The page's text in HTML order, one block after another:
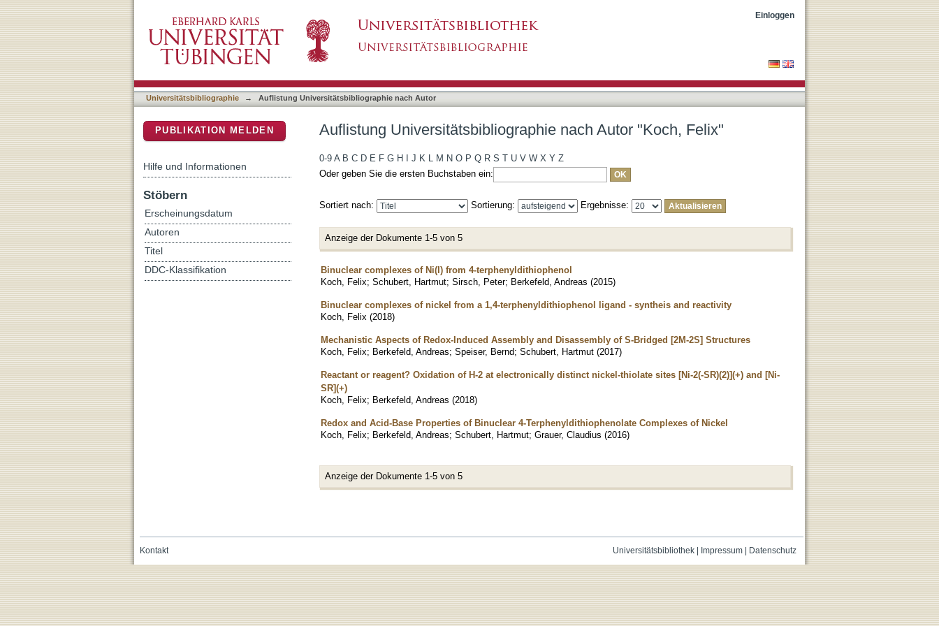
Einloggen
Universitätsbibliographie → Auflistung Universitätsbibliographie nach Autor
Auflistung Universitätsbibliographie nach Autor "Koch, Felix"
0-9 A B C D E F G H J K L M N O P Q R S T U V W X Y Z
Oder geben Sie die ersten Buchstaben ein:
Sortiert nach: Sortierung: Ergebnisse:
Anzeige der Dokumente 1-5 von 5
Binuclear complexes of Ni(I) from 4-terphenyldithiophenol
Koch, Felix; Schubert, Hartmut; Sirsch, Peter; Berkefeld, Andreas (2015)
Binuclear complexes of nickel from a 1,4-terphenyldithiophenol ligand - syntheis and reactivity
Koch, Felix (2018)
Mechanistic Aspects of Redox-Induced Assembly and Disassembly of S-Bridged [2M-2S] Structures
Koch, Felix; Berkefeld, Andreas; Speiser, Bernd; Schubert, Hartmut (2017)
Reactant or reagent? Oxidation of H-2 at electronically distinct nickel-thiolate sites [Ni-2(-SR)(2)](+) and [Ni-
SR](+)
Koch, Felix; Berkefeld, Andreas (2018)
Redox and Acid-Base Properties of Binuclear 4-Terphenyldithiophenolate Complexes of Nickel
Koch, Felix; Berkefeld, Andreas; Schubert, Hartmut; Grauer, Claudius (2016)
Anzeige der Dokumente 1-5 von 5
PUBLIKATION MELDEN
Hilfe und Informationen
Stöbern
Erscheinungsdatum
Autoren
Titel
DDC-Klassifikation
Universitätsbibliothek| Impressum| Datenschutz
Kontakt